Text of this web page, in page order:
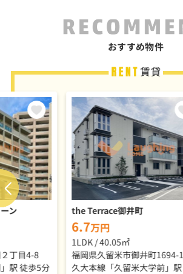
おすすめ物件
ン
丁目4-8
駅 徒歩5分
the Terrace御井町
6.7万円
1LDK / 40.05㎡
福岡県久留米市御井町1694-1